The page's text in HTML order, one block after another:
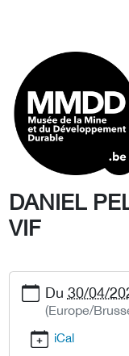
DANIEL
VIF
Du 30/04/
(Europe/
iCal